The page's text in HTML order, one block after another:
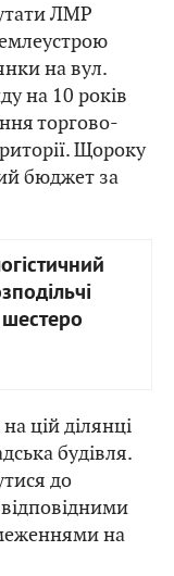
ЛМР
на вул.
на 10 років
торгово-
Щороку
бюджет за
цій ділянці
будівля.
до
на